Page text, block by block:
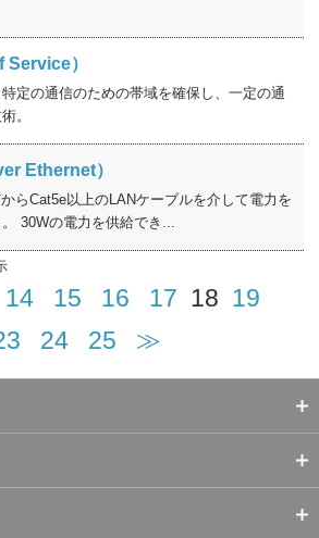
）
定の通信のための帯域を確保し、一定の通
。
Ethernet）
らCat5e以上のLANケーブルを介して電力を
30Wの電力を供給でき...
14 15 16 17 18 19
24 25 ≫